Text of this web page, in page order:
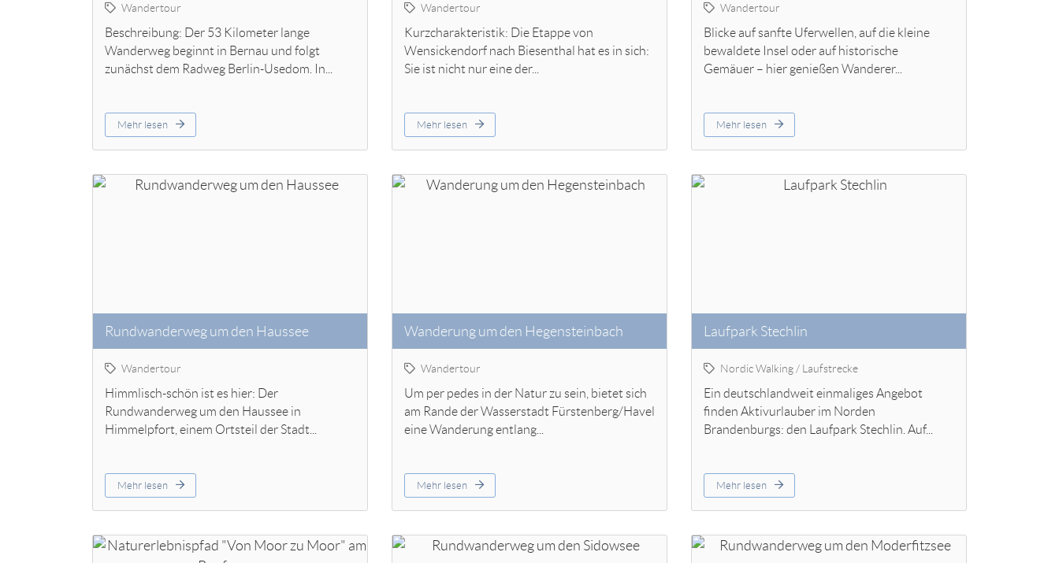
Wandertour
Beschreibung: Der 53 Kilometer lange
Wanderweg beginnt in Bernau und folgt
zunächst dem Radweg Berlin-Usedom. In...
Mehr lesen
Wandertour
Kurzcharakteristik: Die Etappe von
Wensickendorf nach Biesenthal hat es in sich:
Sie ist nicht nur eine der...
Mehr lesen
Wandertour
Blicke auf sanfte Uferwellen, auf die kleine
bewaldete Insel oder auf historische
Gemäuer – hier genießen Wanderer...
Mehr lesen
Rundwanderweg um den Haussee
Wandertour
Himmlisch-schön ist es hier: Der
Rundwanderweg um den Haussee in
Himmelpfort, einem Ortsteil der Stadt...
Mehr lesen
Wanderung um den Hegensteinbach
Wandertour
Um per pedes in der Natur zu sein, bietet sich
am Rande der Wasserstadt Fürstenberg/Havel
eine Wanderung entlang...
Mehr lesen
Laufpark Stechlin
Nordic Walking / Laufstrecke
Ein deutschlandweit einmaliges Angebot
finden Aktivurlauber im Norden
Brandenburgs: den Laufpark Stechlin. Auf...
Mehr lesen